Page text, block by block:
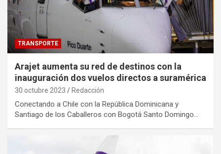
TRANSPORTE
Arajet aumenta su red de destinos con la
inauguración dos vuelos directos a suramérica
30 octubre 2023 Redacción
Conectando a Chile con la República Dominicana y
Santiago de los Caballeros con Bogotá Santo Domingo…